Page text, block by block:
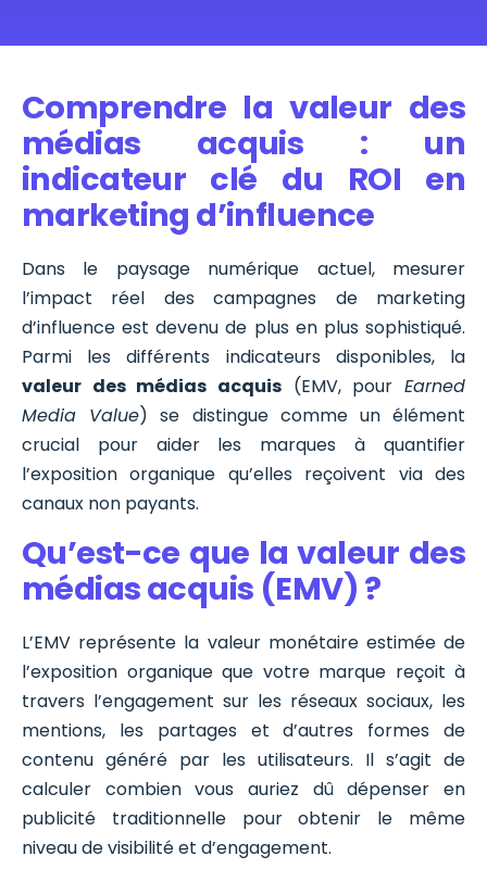
Comprendre la valeur des
médias acquis : un
indicateur clé du ROI en
marketing d’influence
Dans le paysage numérique actuel, mesurer
l’impact réel des campagnes de marketing
d’influence est devenu de plus en plus sophistiqué.
Parmi les différents indicateurs disponibles, la
valeur des médias acquis (EMV, pour Earned
Media Value) se distingue comme un élément
crucial pour aider les marques à quantifier
l’exposition organique qu’elles reçoivent via des
canaux non payants.
Qu’est-ce que la valeur des
médias acquis (EMV) ?
L’EMV représente la valeur monétaire estimée de
l’exposition organique que votre marque reçoit à
travers l’engagement sur les réseaux sociaux, les
mentions, les partages et d’autres formes de
contenu généré par les utilisateurs. Il s’agit de
calculer combien vous auriez dû dépenser en
publicité traditionnelle pour obtenir le même
niveau de visibilité et d’engagement.